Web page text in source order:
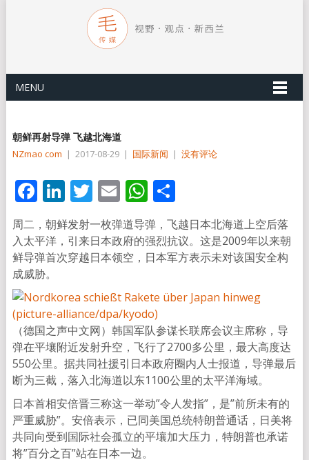
MENU
朝鲜再射导弹 飞越北海道
NZmao com | 2017-08-29 | 国际新闻 | 没有评论
Facebook
LinkedIn
Twitter
EmailWhatsApp
分
享
周二，朝鲜发射一枚弹道导弹，飞越日本北海道上空后落
入太平洋，引来日本政府的强烈抗议。这是2009年以来朝
鲜导弹首次穿越日本领空，日本军方表示未对该国安全构
成威胁。
（德国之声中文网）韩国军队参谋长联席会议主席称，导
弹在平壤附近发射升空，飞行了2700多公里，最大高度达
550公里。据共同社援引日本政府圈内人士报道，导弹最后
断为三截，落入北海道以东1100公里的太平洋海域。
日本首相安倍晋三称这一举动”令人发指”，是”前所未有的
严重威胁”。安倍表示，已同美国总统特朗普通话，日美将
共同向受到国际社会孤立的平壤加大压力，特朗普也承诺
将”百分之百”站在日本一边。